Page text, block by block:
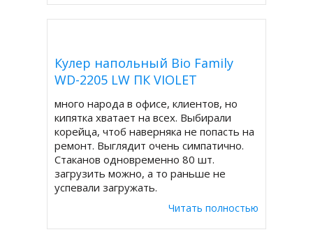
Кулер напольный Bio Family
WD-2205 LW ПК VIOLET
много народа в офисе, клиентов, но
кипятка хватает на всех. Выбирали
корейца, чтоб наверняка не попасть на
ремонт. Выглядит очень симпатично.
Стаканов одновременно 80 шт.
загрузить можно, а то раньше не
успевали загружать.
Читать полностью